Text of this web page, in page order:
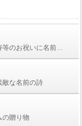
還暦・古希・喜寿・傘寿・米寿等のお祝いに名前の詩を
敵な名前の詩
の贈り物